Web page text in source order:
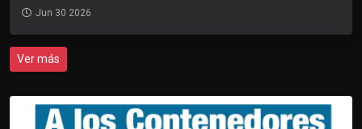
Jun 30 2026
Ver más